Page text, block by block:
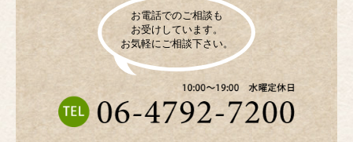
お電話でのご相談も
お受けしています。
お気軽にご相談下さい。